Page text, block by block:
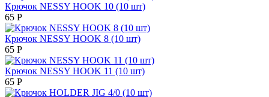
Крючок NESSY HOOK 10 (10 шт)
65 Р
Крючок NESSY HOOK 8 (10 шт)
65 Р
Крючок NESSY HOOK 11 (10 шт)
65 Р